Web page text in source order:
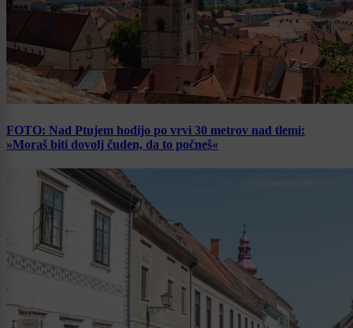
FOTO: Nad Ptujem hodijo po vrvi 30 metrov nad tlemi:
»Moraš biti dovolj čuden, da to počneš«